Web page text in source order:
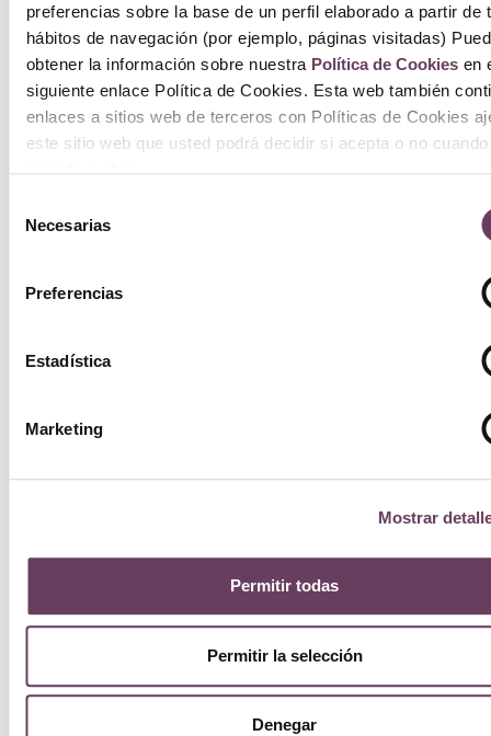
preferencias sobre la base de un perfil elaborado a partir de
hábitos de navegación (por ejemplo, páginas visitadas)
obtener la información sobre nuestra Política de Cookiesen
siguiente enlace Política de Cookies. Esta web también
enlaces a sitios web de terceros con Políticas de Cookies
este sitio web que usted podrá decidir si acepta o no cuando
Necesarias
Preferencias
Estadística
Marketing
Mostrar
Permitir todas
Permitir la selección
Denegar
Disumano